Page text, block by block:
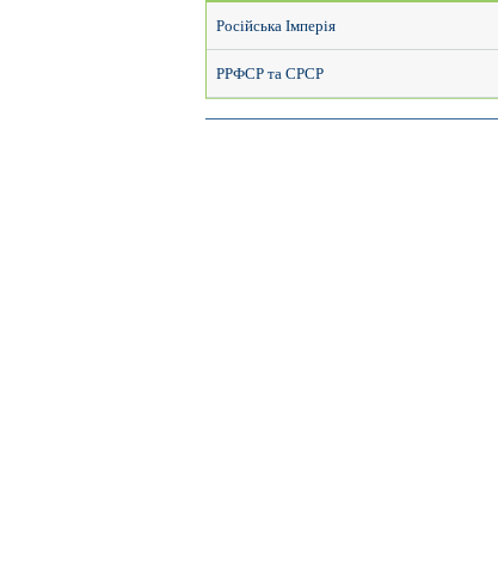
Російська Імперія
РРФСР та СРСР